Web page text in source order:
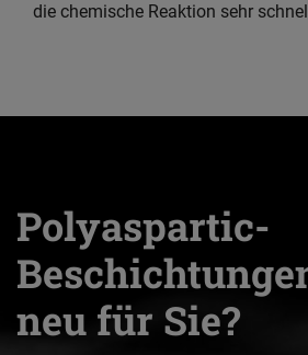
die chemische Reaktion sehr schnell
Polyaspartic-
neu für Sie?